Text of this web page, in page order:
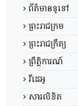
ព័ត៌មានទូទៅ
ព្រះរាជក្រម
ព្រះរាជក្រឹត្យ
ព្រឹត្តិការណ៍
វីដេអូ
សារលិខិត